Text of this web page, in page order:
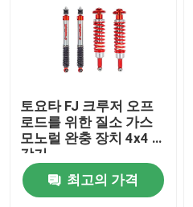
토요타 FJ 크루저 오프
로드를 위한 질소 가스
모노럴 완충 장치 4x4 승
강기
최고의 가격